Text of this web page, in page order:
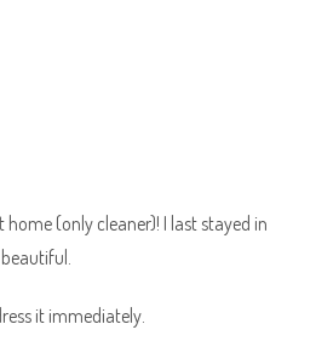
(only cleaner)! I last stayed in
it immediately.